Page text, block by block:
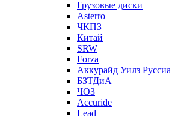
Грузовые диски
Asterro
ЧКПЗ
Китай
SRW
Forza
Аккурайд Уилз Руссиа
БЗТДиА
ЧОЗ
Accuride
Lead